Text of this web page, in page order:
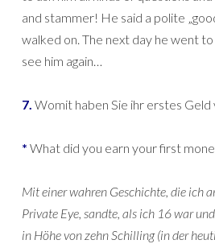
and stammer! He said a polite
walked on. The next day he went
see him again…
7. Womit haben Sie ihr erstes Geld
* What did you earn your first
Mit einer wahren Geschichte, die ich
Private Eye, sandte, als ich 16 war
in Höhe von zehn Schilling (in der